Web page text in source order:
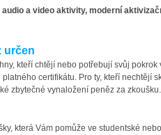
audio a video aktivity, moderní
určen
kteří chtějí nebo potřebují svůj
certifikátu. Pro ty, kteří nechtějí
zbytečné vynaložení peněz za zkoušku.
která Vám pomůže ve studentské